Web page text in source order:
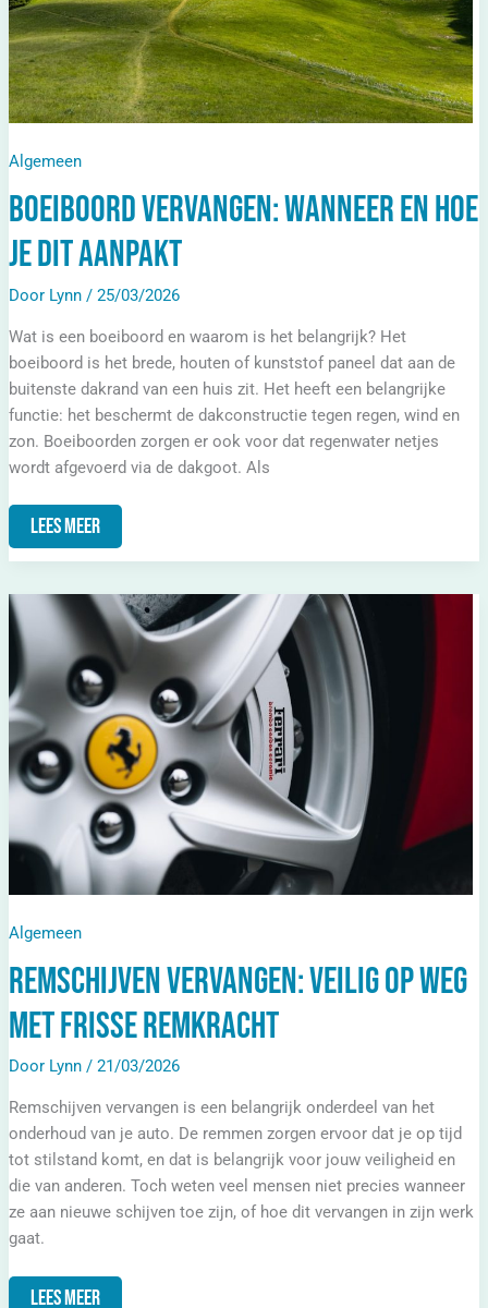
Algemeen
Boeiboord vervangen: wanneer en hoe
je dit aanpakt
Door Lynn/25/03/2026
Wat is een boeiboord en waarom is het belangrijk? Het
boeiboord is het brede, houten of kunststof paneel dat aan de
buitenste dakrand van een huis zit. Het heeft een belangrijke
functie: het beschermt de dakconstructie tegen regen, wind en
zon. Boeiboorden zorgen er ook voor dat regenwater netjes
wordt afgevoerd via de dakgoot. Als
Lees Meer
Algemeen
Remschijven vervangen: veilig op weg
met frisse remkracht
Door Lynn/21/03/2026
Remschijven vervangen is een belangrijk onderdeel van het
onderhoud van je auto. De remmen zorgen ervoor dat je op tijd
tot stilstand komt, en dat is belangrijk voor jouw veiligheid en
die van anderen. Toch weten veel mensen niet precies wanneer
ze aan nieuwe schijven toe zijn, of hoe dit vervangen in zijn werk
gaat.
Remschijven
Vervangen:
Veilig
Op
Met
Frisse
Remkracht
Lees Meer